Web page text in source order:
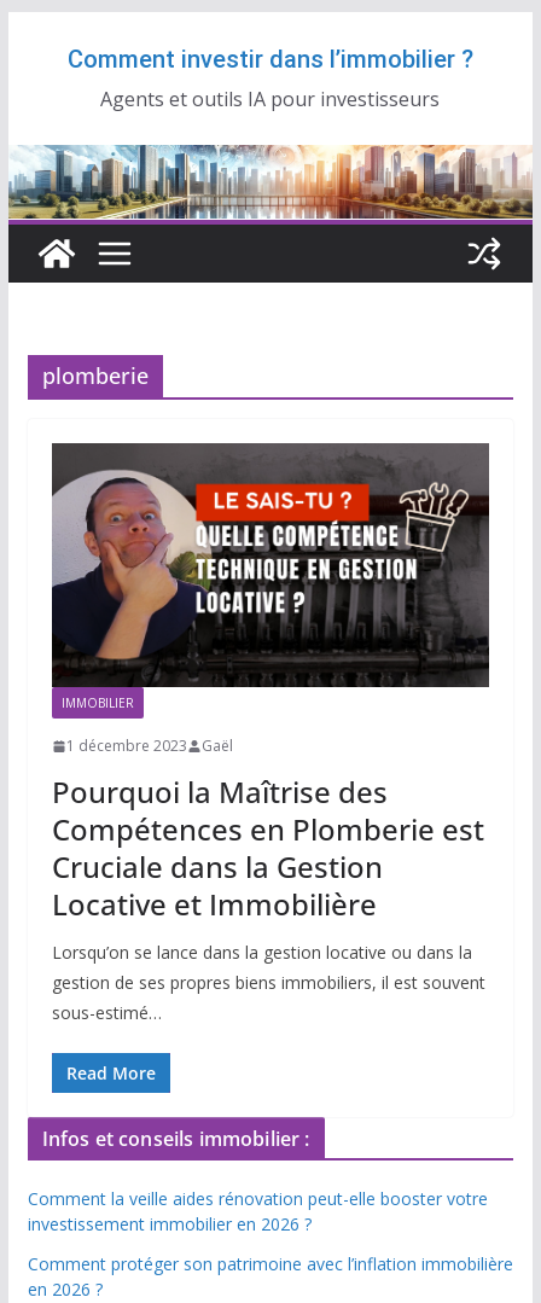
Comment investir dans l’immobilier ?
Agents et outils IA pour investisseurs
plomberie
IMMOBILIER
1 décembre 2023 Gaël
Pourquoi la Maîtrise des
Compétences en Plomberie est
Cruciale dans la Gestion
Locative et Immobilière
Lorsqu’on se lance dans la gestion locative ou dans la
gestion de ses propres biens immobiliers, il est souvent
sous-estimé…
Read More
Infos et conseils immobilier :
Comment la veille aides rénovation peut-elle booster votre
investissement immobilier en 2026 ?
Comment protéger son patrimoine avec l’inflation immobilière
en 2026 ?